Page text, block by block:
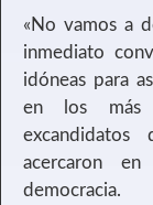
«No vamos a
inmediato
idóneas para
en los más
acercaron
democracia.